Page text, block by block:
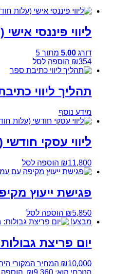
ליווי פיננסי
דורג 5.00 מתוך 5
₪354 הוספה לסל
תהליך ליווי
מידע נוסף
ליווי עסקי
₪11,800 הוספה לסל
פגישת ייעוץ
₪5,850
הוספה לסל
מבצע!
יום פריצת
₪10,000 המחיר המקורי היה: